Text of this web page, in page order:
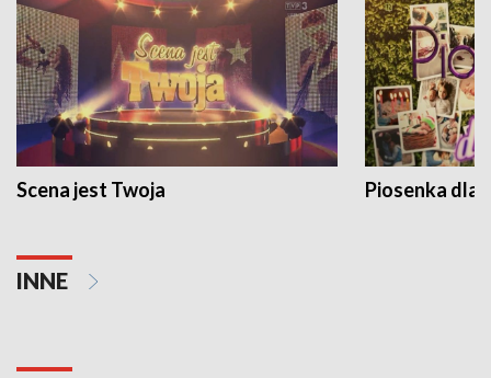
Scena jest Twoja Piosenka dla
INNE